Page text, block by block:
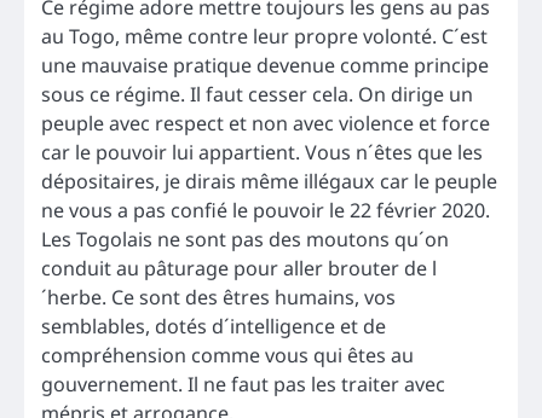
Ce régime adore mettre toujours les gens au pas
au Togo, même contre leur propre volonté. C´est
une mauvaise pratique devenue comme principe
sous ce régime. Il faut cesser cela. On dirige un
peuple avec respect et non avec violence et force
car le pouvoir lui appartient. Vous n´êtes que les
dépositaires, je dirais même illégaux car le peuple
ne vous a pas confié le pouvoir le 22 février 2020.
Les Togolais ne sont pas des moutons qu´on
conduit au pâturage pour aller brouter de l
´herbe. Ce sont des êtres humains, vos
semblables, dotés d´intelligence et de
compréhension comme vous qui êtes au
gouvernement. Il ne faut pas les traiter avec